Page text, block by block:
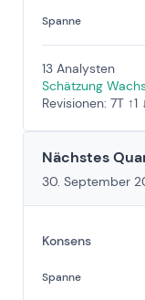
Spanne
13 Analysten
Schätzung
Revisionen: 7T ↑1
Nächstes
30. September
Konsens
Spanne